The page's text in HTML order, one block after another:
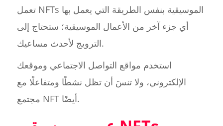
تعمل NFTs الموسيقية بنفس الطريقة التي يعمل بها
أي جزء آخر من الأعمال الموسيقية؛ ستحتاج إلى
الترويج لأحدث مساعيك.
استخدم مواقع التواصل الاجتماعي وموقعك
الإلكتروني، ولا تنسَ أن تظل نشطًا ومتفاعلًا مع
مجتمع NFT أيضًا.